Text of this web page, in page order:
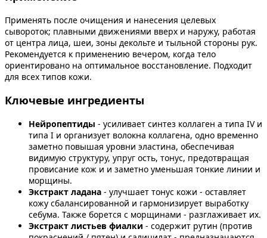
Применять после очищения и нанесения целевых
сывороток; плавными движениями вверх и наружу, работая
от центра лица, шеи, зоны декольте и тыльной стороны рук.
Рекомендуется к применению вечером, когда тело
ориентировано на оптимальное восстановление. Подходит
для всех типов кожи.
Ключевые ингредиенты
Нейропептиды - усиливает синтез коллаген а типа IV и
типа I и организует волокна коллагена, одно временно
заметно повышая уровни эластина, обеспечивая
видимую структуру, упруг ость, тонус, предотвращая
провисание кож и и заметно уменьшая тонкие линии и
морщины.
Экстракт ладана - улучшает тонус кожи - оставляет
кожу сбалансированной и гармонизирует выработку
себума. Также борется с морщинами - разглаживает их.
Экстракт листьев фиалки - содержит рутин (против